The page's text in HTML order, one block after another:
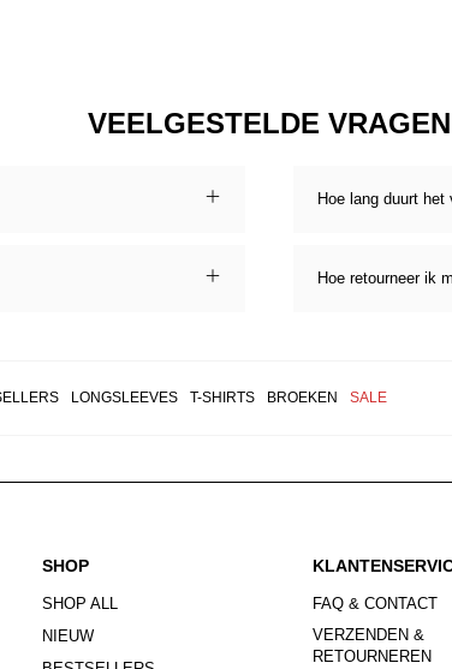
VEELGESTELDE VRAGEN
Hoe lang duurt
Hoe retourneer ik
LONGSLEEVES T-SHIRTS BROEKEN SALE
SHOP
SHOP ALL
NIEUW
FAQ & CONTACT
VERZENDEN &
RETOURNEREN